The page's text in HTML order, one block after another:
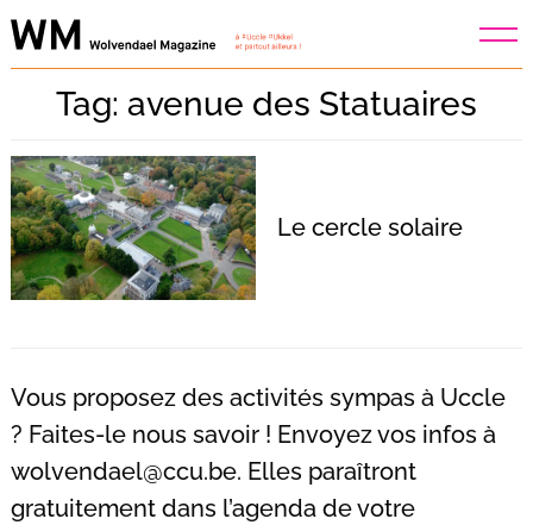
Skip
to
Tag: avenue des Statuaires
Le cercle solaire
Vous proposez des activités sympas à Uccle
? Faites-le nous savoir ! Envoyez vos infos à
wolvendael@ccu.be. Elles paraîtront
gratuitement dans l’agenda de votre
Recherche
pour
: